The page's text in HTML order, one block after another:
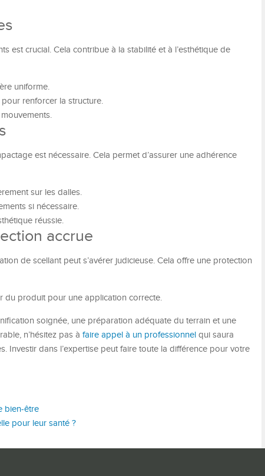
est crucial. Cela contribue à la stabilité et à l’esthétique de
uniforme.
renforcer la structure.
est nécessaire. Cela permet d’assurer une adhérence
sur les dalles.
si nécessaire.
réussie.
accrue
de scellant peut s’avérer judicieuse. Cela offre une protection
du produit pour une application correcte.
soignée, une préparation adéquate du terrain et une
n’hésitez pas à faire appel à un professionnel qui saura
Investir dans l’expertise peut faire toute la différence pour votre
bien-être
pour leur santé ?